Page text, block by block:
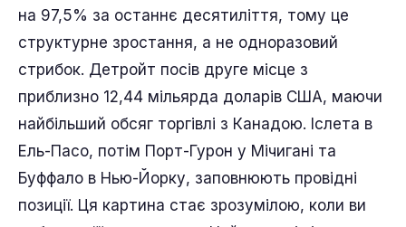
на 97,5% за останнє десятиліття, тому це
структурне зростання, а не одноразовий
стрибок. Детройт посів друге місце з
приблизно 12,44 мільярда доларів США, маючи
найбільший обсяг торгівлі з Канадою. Іслета в
Ель-Пасо, потім Порт-Гурон у Мічигані та
Буффало в Нью-Йорку, заповнюють провідні
позиції. Ця картина стає зрозумілою, коли ви